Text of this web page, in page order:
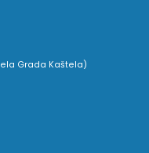
Grada Kaštela)